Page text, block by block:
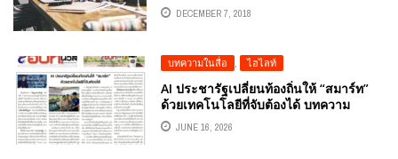
DECEMBER 7, 2018
บทความในสื่อ , ไฮไลท์
AI ประชารัฐเปลี่ยนท้องถิ่นให้ “สมาร์ท”
ด้วยเทคโนโลยีที่จับต้องได้ บทความ
ประจำปลายเดือน 16-30 มิถุนายน
2569โดยคอลัมนีสต์ อ.ดร.ต้นรัก ธวัชชัย
JUNE 16, 2026